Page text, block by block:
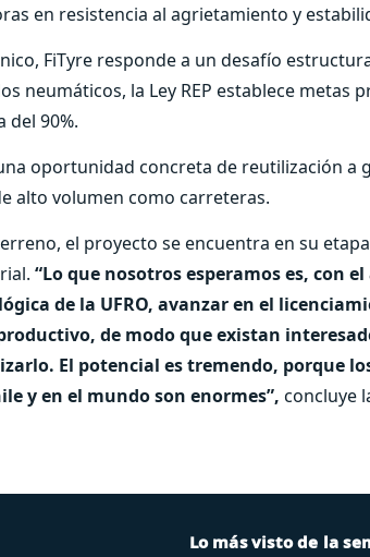
en resistencia al agrietamiento y
FiTyre responde a un desafío
neumáticos, la Ley REP establece metas
del 90%.
oportunidad concreta de reutilización a
alto volumen como carreteras.
el proyecto se encuentra en su
“Lo que nosotros esperamos es, con
de la UFRO, avanzar en el
de modo que existan
El potencial es tremendo, porque
y en el mundo son enormes”, concluye
Lo más visto de la